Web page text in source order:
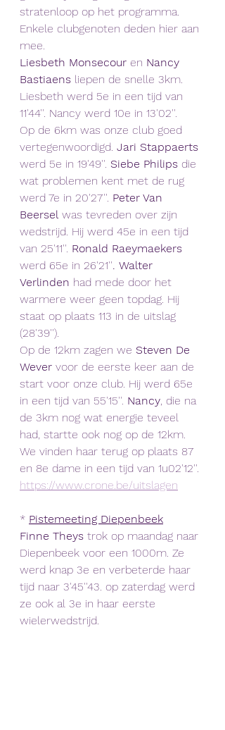
stratenloop op het programma.
Enkele clubgenoten deden hier aan
mee.
Liesbeth Monsecour en Nancy
Bastiaens liepen de snelle 3km.
Liesbeth werd 5e in een tijd van
11'44''. Nancy werd 10e in 13'02''.
Op de 6km was onze club goed
vertegenwoordigd. Jari Stappaerts
werd 5e in 19'49''. Siebe Philips die
wat problemen kent met de rug
werd 7e in 20'27''. Peter Van
Beersel was tevreden over zijn
wedstrijd. Hij werd 45e in een tijd
van 25'11''. Ronald Raeymaekers
werd 65e in 26'21''. Walter
Verlinden had mede door het
warmere weer geen topdag. Hij
staat op plaats 113 in de uitslag
(28'39'').
Op de 12km zagen we Steven De
Wever voor de eerste keer aan de
start voor onze club. Hij werd 65e
in een tijd van 55'15''. Nancy, die na
de 3km nog wat energie teveel
had, startte ook nog op de 12km.
We vinden haar terug op plaats 87
en 8e dame in een tijd van 1u02'12''.
https://www.crone.be/uitslagen
* Pistemeeting Diepenbeek
Finne Theys trok op maandag naar
Diepenbeek voor een 1000m. Ze
werd knap 3e en verbeterde haar
tijd naar 3'45''43. op zaterdag werd
ze ook al 3e in haar eerste
wielerwedstrijd.